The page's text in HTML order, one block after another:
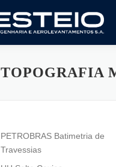
TOPOGRAFIA
PETROBRAS Batimetria de
Travessias